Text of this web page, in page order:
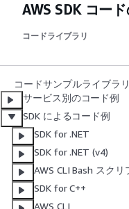
AWS SDK コード
コードライブラリ
コードサンプルライブラ
サービス別のコード例
SDK によるコード例
SDK for .NET
SDK for .NET (v4)
AWS CLI Bash スク
SDK for C++
AWS CLI